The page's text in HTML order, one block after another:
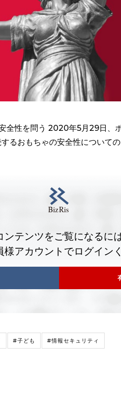
全性を問う 2020年5月29日、
るおもちゃの安全性について
ンテンツをご覧になるに
様アカウントでログイン
#子ども #情報セキュリティ